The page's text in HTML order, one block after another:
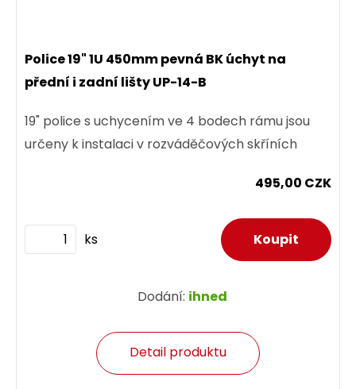
Police 19" 1U 450mm pevná BK úchyt na
přední i zadní lišty UP-14-B
19" police s uchycením ve 4 bodech rámu jsou
určeny k instalaci v rozváděčových skříních
495,00 CZK
ks
Dodání: ihned
Detail produktu